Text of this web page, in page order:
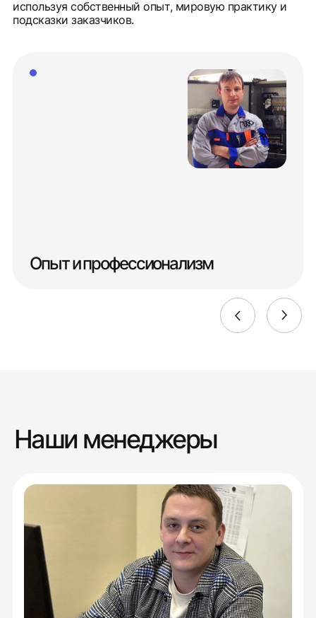
используя собственный опыт, мировую практику и
подсказки заказчиков.
Опыт и профессионализм
Наши менеджеры